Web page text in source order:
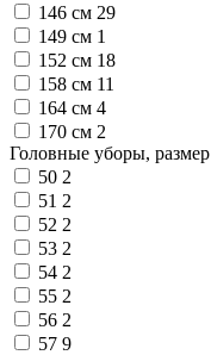
146 см 29
149 см 1
152 см 18
158 см 11
164 см 4
170 см 2
Головные уборы, размер
50 2
51 2
52 2
53 2
54 2
55 2
56 2
57 9